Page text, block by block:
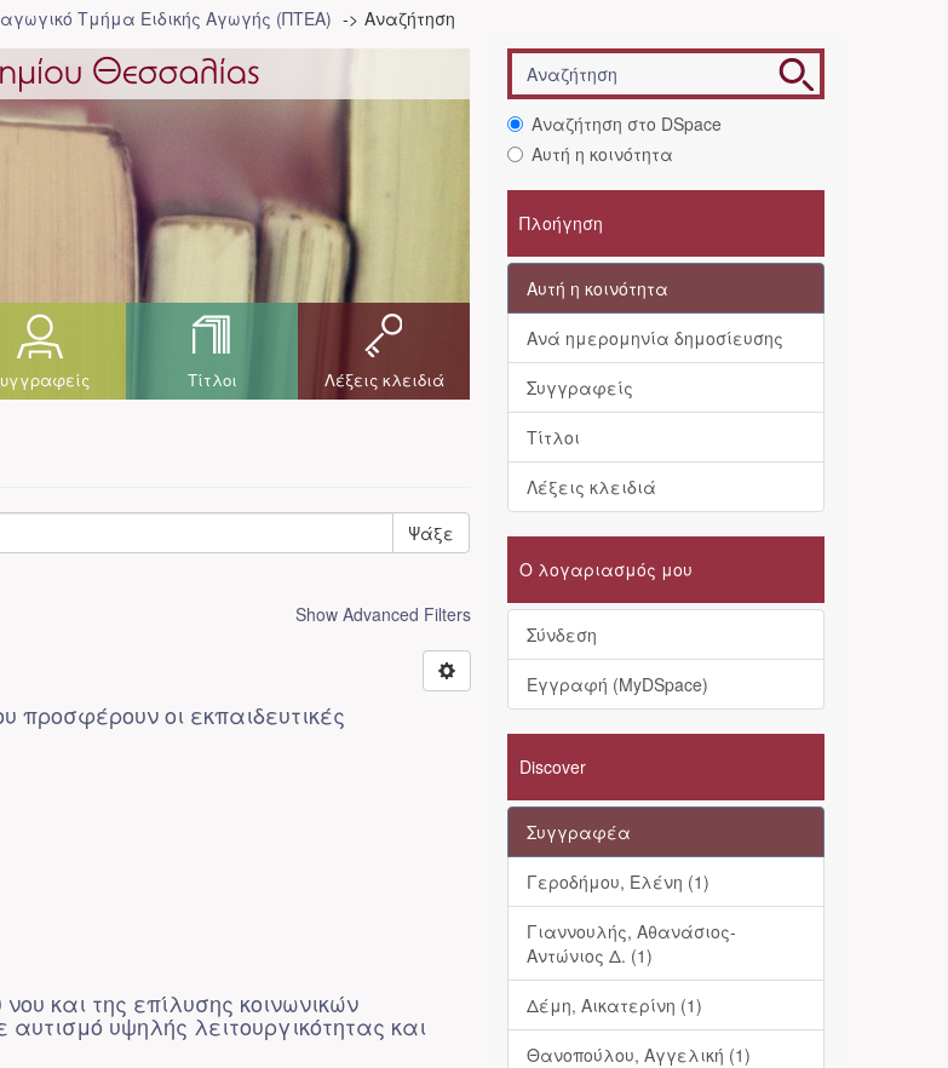
Τμήμα Ειδικής Αγωγής (ΠΤΕΑ) Αναζήτηση
Τίτλοι Λέξεις κλειδιά
Ψάξε
Show Advanced Filters
προσφέρουν οι εκπαιδευτικές
και της επίλυσης κοινωνικών
υψηλής λειτουργικότητας και
Αναζήτηση στο DSpace
Αυτή η κοινότητα
Πλοήγηση
Αυτή η κοινότητα
Ανά ημερομηνία δημοσίευσης
Συγγραφείς
Τίτλοι
Λέξεις κλειδιά
Ο λογαριασμός μου
Σύνδεση
Εγγραφή (MyDSpace)
Discover
Συγγραφέα
Γεροδήμου, Ελένη (1)
Γιαννουλής, Αθανάσιος-
Αντώνιος Δ. (1)
Δέμη, Αικατερίνη (1)
Θανοπούλου, Αγγελική (1)